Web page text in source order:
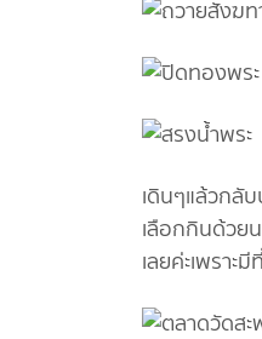
เดินๆแล้วกลั
เลือกกินด้วย
เลยค่ะเพรา